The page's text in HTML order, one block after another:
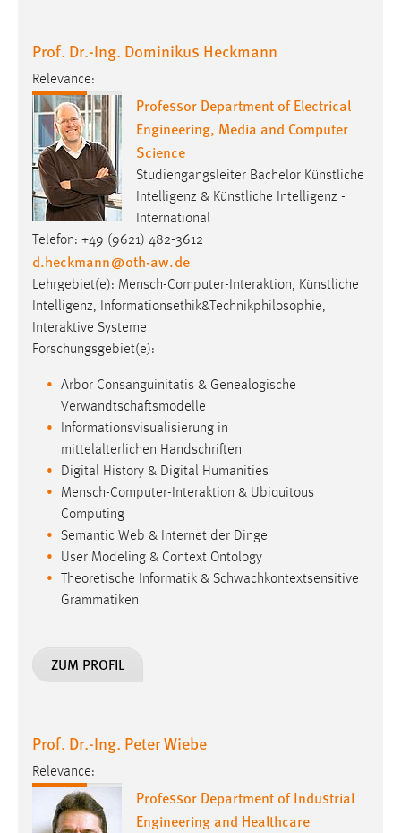
Prof. Dr.-Ing. Dominikus Heckmann
Relevance:
Professor Department of Electrical
Engineering, Media and Computer
Science
Studiengangsleiter Bachelor Künstliche
Intelligenz & Künstliche Intelligenz -
International
Telefon: +49 (9621) 482-3612
d.heckmann@oth-aw.de
Lehrgebiet(e): Mensch-Computer-Interaktion, Künstliche
Intelligenz, Informationsethik&Technikphilosophie,
Interaktive Systeme
Forschungsgebiet(e):
Arbor Consanguinitatis & Genealogische
Verwandtschaftsmodelle
Informationsvisualisierung in
mittelalterlichen Handschriften
Digital History & Digital Humanities
Mensch-Computer-Interaktion & Ubiquitous
Computing
Semantic Web & Internet der Dinge
User Modeling & Context Ontology
Theoretische Informatik & Schwachkontextsensitive
Grammatiken
ZUM PROFIL
Prof. Dr.-Ing. Peter Wiebe
Relevance:
Professor Department of Industrial
Engineering and Healthcare